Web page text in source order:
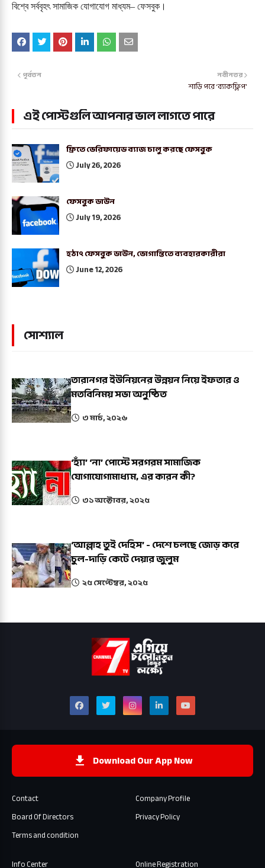
বিশ্বে সর্ববৃহৎ সামাজিক যোগাযোগ মাধ্যম– ফেসবুক।
নবীনতর
শাড়ি পরে ‘ব্যাকফ্লিপ’
পূর্বতন
এই পোস্টগুলি আপনার ভাল লাগতে পারে
ফ্রিতে ভেরিফায়েড ব্যাজ চালু করছে ফেসবুক
July 26, 2026
ফেসবুক ডাউন
July 19, 2026
হঠাৎ ফেসবুক ডাউন, ভোগান্তিতে ব্যবহারকারীরা
June 12, 2026
সোশ্যাল
তারানগর ইউনিয়নের উন্নয়ন নিয়ে ইফতার ও
মতবিনিময় সভা অনুষ্ঠিত
৩ মার্চ, ২০২৬
‘হ্যাঁ’ ‘না’ পোস্টে সরগরম সামাজিক
যোগাযোগামাধ্যম, এর কারন কী?
৩১ অক্টোবর, ২০২৫
‘আল্লাহ তুই দেহিস’ - দেশে চলছে জোড় করে
চুল-দাড়ি কেটে দেয়ার জুলুম
২৫ সেপ্টেম্বর, ২০২৫
Download Our App Now
Contact
Company Profile
Board Of Directors
Privacy Policy
Terms and condition
Info Center Online Registration